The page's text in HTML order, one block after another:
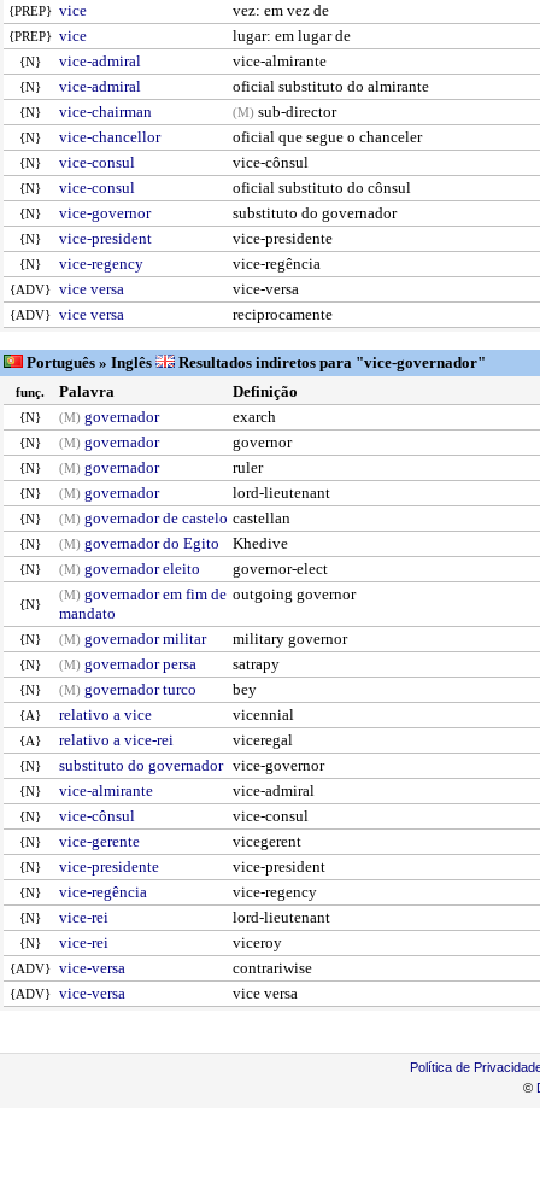
{PREP} vice vez: em vez de
{PREP} vice lugar: em lugar de
{N} vice-admiral vice-almirante
{N} vice-admiral oficial substituto do almirante
{N} vice-chairman (M) sub-director
{N} vice-chancellor oficial que segue o chanceler
{N} vice-consul vice-cônsul
{N} vice-consul oficial substituto do cônsul
{N} vice-governor substituto do governador
{N} vice-president vice-presidente
{N} vice-regency vice-regência
{ADV} vice versa vice-versa
{ADV} vice versa reciprocamente
Português » Inglês Resultados indiretos para "vice-governador"
funç. Palavra Definição
{N} (M) governador exarch
{N} (M) governador governor
{N} (M) governador ruler
{N} (M) governador lord-lieutenant
{N} (M) governador de castelo castellan
{N} (M) governador do Egito Khedive
{N} (M) governador eleito governor-elect
{N}
(M) governador em fim de
mandato
outgoing governor
{N} (M) governador militar military governor
{N} (M) governador persa satrapy
{N} (M) governador turco bey
{A} relativo a vice vicennial
{A} relativo a vice-rei viceregal
{N} substituto do governador vice-governor
{N} vice-almirante vice-admiral
{N} vice-cônsul vice-consul
{N} vice-gerente vicegerent
{N} vice-presidente vice-president
{N} vice-regência vice-regency
{N} vice-rei lord-lieutenant
{N} vice-rei viceroy
{ADV} vice-versa contrariwise
{ADV} vice-versa vice versa
Política de
©